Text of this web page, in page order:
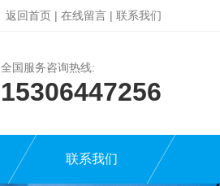
返回首页 | 在线留言 | 联系我们
全国服务咨询热线:
15306447256
联系我们